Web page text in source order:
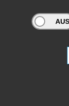
Archivportal
Ihnen beratend